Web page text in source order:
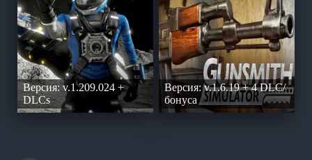
Версия: v.1.209.024 +
DLCs
Версия: v.1.6.19 + 4 DLC/
бонуса